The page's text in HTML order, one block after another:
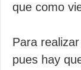
que como
Para
pues hay